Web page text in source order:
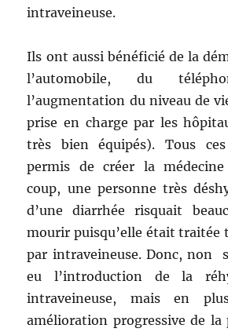
intraveineuse.
Ils ont aussi bénéficié de la
l’automobile, du
l’augmentation du niveau de
prise en charge par les
très bien équipés). Tous
permis de créer la médecine
coup, une personne très
d’une diarrhée risquait
mourir puisqu’elle était traitée
par intraveineuse. Donc, non
eu l’introduction de la
intraveineuse, mais en
amélioration progressive de la